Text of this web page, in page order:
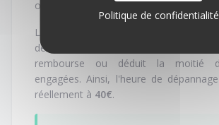
ouvrent droit à uncrédit d'impôt de 50
Le tarif horaire brut de l'intervention
de votre déclaration de
rembourse ou déduit la moitié
engagées. Ainsi, l'heure de
réellement à 40€.
Politique de confidentialité